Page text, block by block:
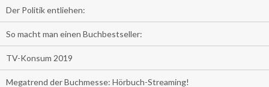
Der Politik entliehen:
So macht man einen Buchbestseller:
TV-Konsum 2019
Megatrend der Buchmesse: Hörbuch-Streaming!